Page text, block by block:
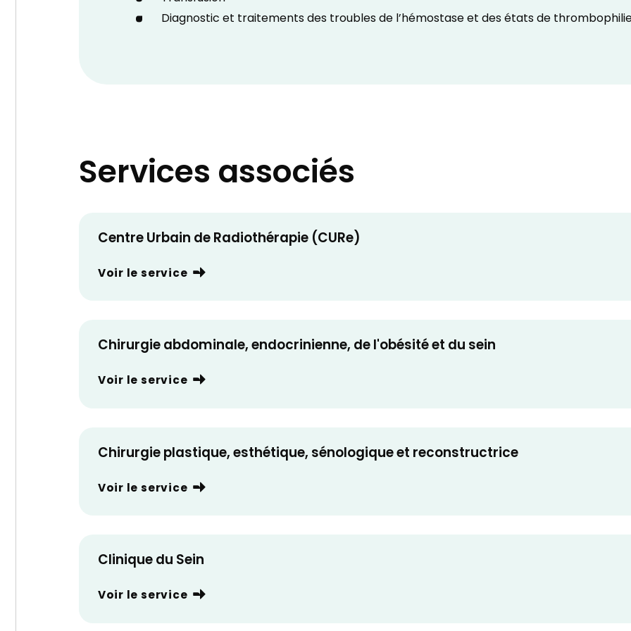
Diagnostic et traitements des troubles de l’hémostase et des états de
Services associés
Centre Urbain de Radiothérapie (CURe)
Voir le service
Chirurgie abdominale, endocrinienne, de l'obésité et du sein
Voir le service
Chirurgie plastique, esthétique, sénologique et reconstructrice
Voir le service
Clinique du Sein
Voir le service